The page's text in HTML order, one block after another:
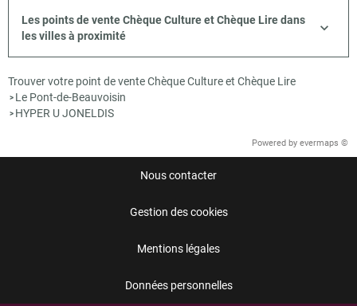
Les points de vente Chèque Culture et Chèque Lire dans
les villes à proximité
Trouver votre point de vente Chèque Culture et Chèque Lire
> Le Pont-de-Beauvoisin
> HYPER U JONELDIS
Powered by evermaps ©
Nous contacter
Gestion des cookies
Mentions légales
Données personnelles